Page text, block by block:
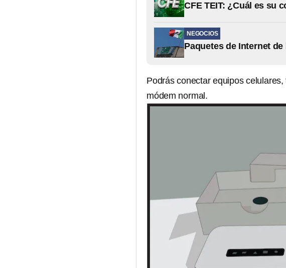
CFE TEIT: ¿Cuál es su
NEGOCIOS
Paquetes de Internet
Podrás conectar equipos
módem normal.